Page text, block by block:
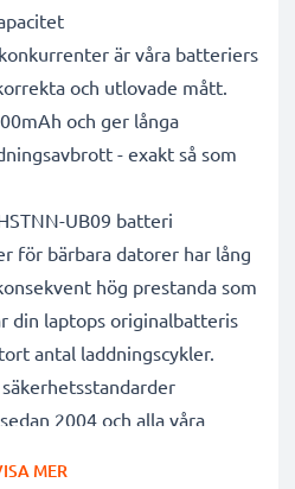
är våra batteriers
och utlovade mått.
och ger långa
- exakt så som
UB09 batteri
för bärbara datorer har lång
hög prestanda som
din laptops originalbatteris
antal laddningscykler.
2004 och alla våra
MER